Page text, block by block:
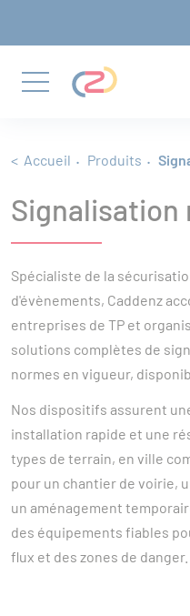
au
au
principal
au
de
page
Menu
TEXTE
Fil d'Ariane
Accueil Produits
Signalisation
Spécialiste de la
d'évènements, Caddenz
entreprises de TP et
solutions complètes de
normes en vigueur,
Nos dispositifs assurent
installation rapide et une
types de terrain, en ville
pour un chantier de voirie,
un aménagement
des équipements fiables
flux et des zones de danger.
Balises de signalisation
Balises de virage
Balises de virage
Panneau de gestion des